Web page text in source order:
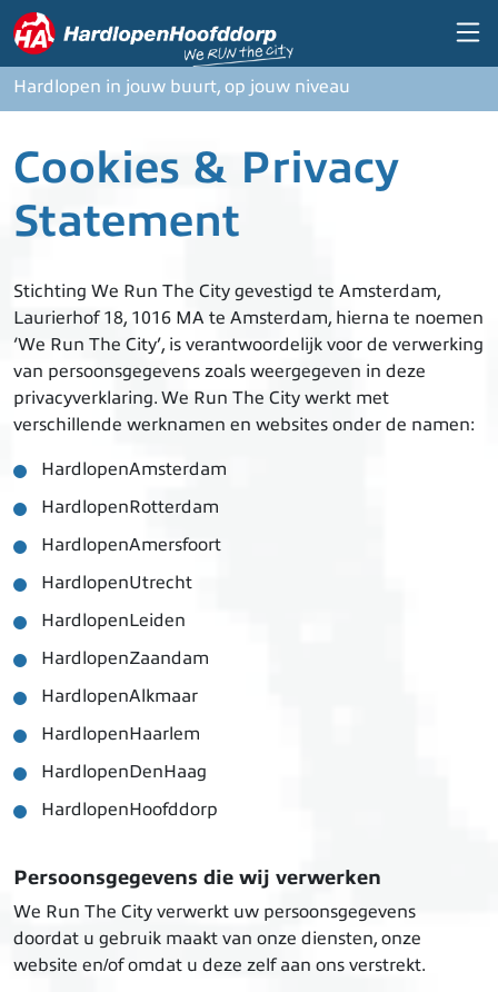
Overslaan en naar de inhoud gaan
Hardlopen in jouw buurt, op jouw niveau
Cookies & Privacy
Statement
Stichting We Run The City gevestigd te Amsterdam,
Laurierhof 18, 1016 MA te Amsterdam, hierna te noemen
‘We Run The City’, is verantwoordelijk voor de verwerking
van persoonsgegevens zoals weergegeven in deze
privacyverklaring. We Run The City werkt met
verschillende werknamen en websites onder de namen:
HardlopenAmsterdam
HardlopenRotterdam
HardlopenAmersfoort
HardlopenUtrecht
HardlopenLeiden
HardlopenZaandam
HardlopenAlkmaar
HardlopenHaarlem
HardlopenDenHaag
HardlopenHoofddorp
Persoonsgegevens die wij verwerken
We Run The City verwerkt uw persoonsgegevens
doordat u gebruik maakt van onze diensten, onze
website en/of omdat u deze zelf aan ons verstrekt.